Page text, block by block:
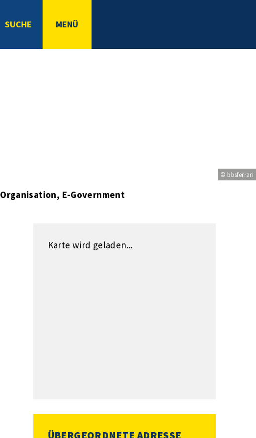
SUCHE MENÜ
© bbsferrari
E-Government
Karte wird geladen...
ÜBERGEORDNETE ADRESSE